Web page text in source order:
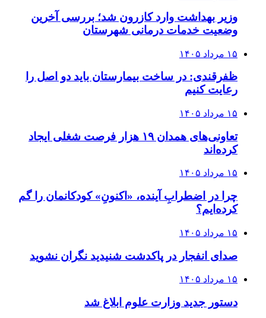
وزیر بهداشت وارد کازرون شد؛ بررسی آخرین
وضعیت خدمات درمانی شهرستان
۱۵ مرداد ۱۴۰۵
ظفرقندی: در ساخت بیمارستان باید دو اصل را
رعایت کنیم
۱۵ مرداد ۱۴۰۵
تعاونی‌های همدان ۱۹ هزار فرصت شغلی ایجاد
کرده‌اند
۱۵ مرداد ۱۴۰۵
چرا در اضطرابِ آینده، «اکنونِ» کودکانمان را گم
کرده‌ایم؟
۱۵ مرداد ۱۴۰۵
صدای انفجار در پاکدشت شنیدید نگران نشوید
۱۵ مرداد ۱۴۰۵
دستور جدید وزارت علوم ابلاغ شد